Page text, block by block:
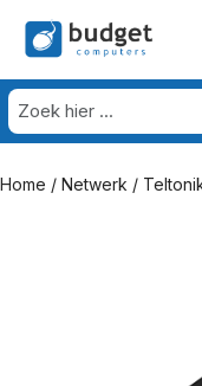
Home / Netwerk /